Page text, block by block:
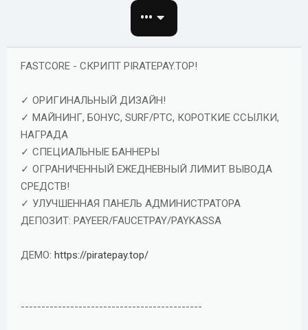
н
я
•••
FASTCORE - СКРИПТ PIRATEPAY.TOP!
✓ ОРИГИНАЛЬНЫЙ ДИЗАЙН!
✓ МАЙНИНГ, БОНУС, SURF/PTC, КОРОТКИЕ ССЫЛКИ,
НАГРАДА
✓ СПЕЦИАЛЬНЫЕ БАННЕРЫ
✓ ОГРАНИЧЕННЫЙ ЕЖЕДНЕВНЫЙ ЛИМИТ ВЫВОДА
СРЕДСТВ!
✓ УЛУЧШЕННАЯ ПАНЕЛЬ АДМИНИСТРАТОРА
ДЕПОЗИТ: PAYEER/FAUCETPAY/PAYKASSA
ДЕМО: https://piratepay.top/
--------------------------------------------